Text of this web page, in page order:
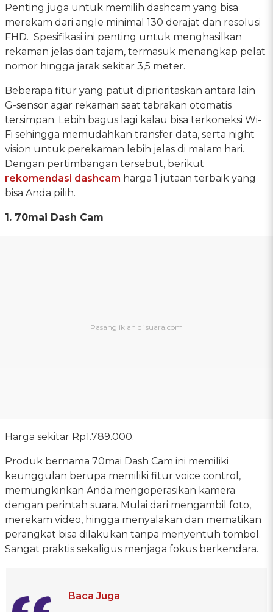
Penting juga untuk memilih dashcam yang bisa
merekam dari angle minimal 130 derajat dan resolusi
FHD. Spesifikasi ini penting untuk menghasilkan
rekaman jelas dan tajam, termasuk menangkap pelat
nomor hingga jarak sekitar 3,5 meter.
Beberapa fitur yang patut diprioritaskan antara lain
G-sensor agar rekaman saat tabrakan otomatis
tersimpan. Lebih bagus lagi kalau bisa terkoneksi Wi-
Fi sehingga memudahkan transfer data, serta night
vision untuk perekaman lebih jelas di malam hari.
Dengan pertimbangan tersebut, berikut
rekomendasi dashcam harga 1 jutaan terbaik yang
bisa Anda pilih.
1. 70mai Dash Cam
Harga sekitar Rp1.789.000.
Produk bernama 70mai Dash Cam ini memiliki
keunggulan berupa memiliki fitur voice control,
memungkinkan Anda mengoperasikan kamera
dengan perintah suara. Mulai dari mengambil foto,
merekam video, hingga menyalakan dan mematikan
perangkat bisa dilakukan tanpa menyentuh tombol.
Sangat praktis sekaligus menjaga fokus berkendara.
Baca Juga